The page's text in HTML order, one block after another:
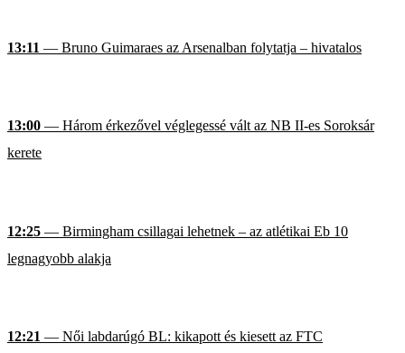
13:11 — Bruno Guimaraes az Arsenalban folytatja – hivatalos
13:00 — Három érkezővel véglegessé vált az NB II-es Soroksár
kerete
12:25 — Birmingham csillagai lehetnek – az atlétikai Eb 10
legnagyobb alakja
12:21 — Női labdarúgó BL: kikapott és kiesett az FTC